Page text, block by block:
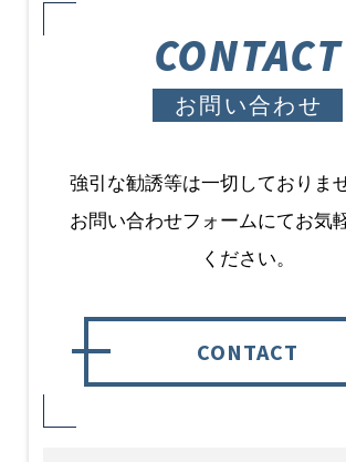
CONTACT
お問い合わせ
強引な勧誘等は一切しておりま
お問い合わせフォームにてお気
ください。
CONTACT